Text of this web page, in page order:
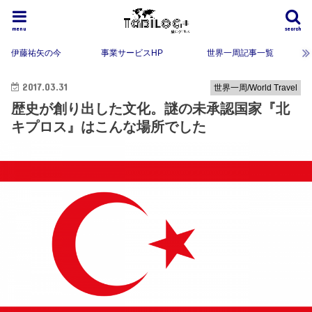
search
menu
伊藤祐矢の今 事業サービスHP 世界一周記事一覧
世界一周/World Travel
2017.03.31
歴史が創り出した文化。謎の未承認国家『北
キプロス』はこんな場所でした